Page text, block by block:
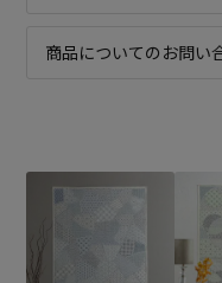
商品についてのお問い